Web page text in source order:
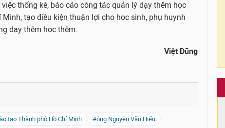
thống kê, báo cáo công tác quản lý dạy thêm học
tạo điều kiện thuận lợi cho học sinh, phụ huynh
dạy thêm học thêm.
Việt Dũng
tạo Thành phố Hồ Chí Minh
#ông Nguyễn Văn Hiếu